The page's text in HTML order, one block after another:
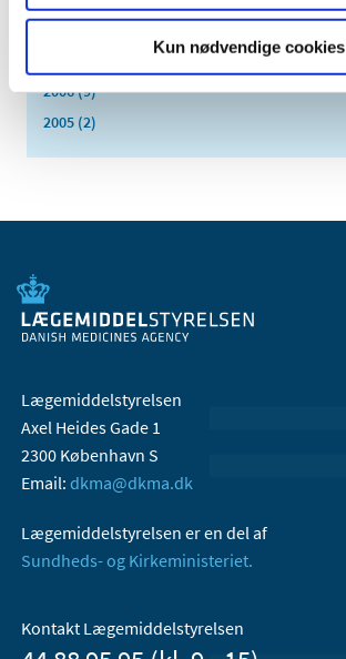
Kun nødvendige cookies
2006 (9)
2005 (2)
Lægemiddelstyrelsen
Axel Heides Gade 1
2300 København S
Email: dkma@dkma.dk
Lægemiddelstyrelsen er en del af
Sundheds- og Kirkeministeriet.
Kontakt Lægemiddelstyrelsen